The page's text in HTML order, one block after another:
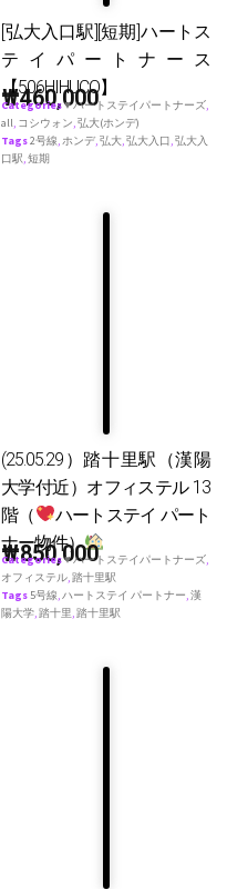
[弘大入口駅][短期]ハートス
テイパートナース
【506HIHUCO】
₩460,000
Categories♥ ハートステイパートナーズ,
all, コシウォン,弘大(ホンデ)
Tags2号線,ホンデ,弘大,弘大入口,弘大入
口駅,短期
(25.05.29）踏十里駅（漢陽
大学付近）オフィステル 13
階（
ハートステイ パート
ナー物件）
₩850,000
Categories♥ ハートステイパートナーズ,
オフィステル,踏十里駅
Tags 5号線,ハートステイ パートナー,漢
陽大学,踏十里,踏十里駅